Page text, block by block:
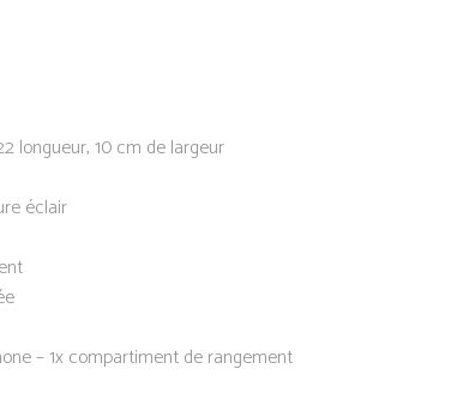
longueur, 10 cm de largeur
éclair
– 1x compartiment de rangement